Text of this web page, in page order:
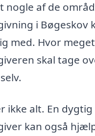
nogle af de
i Bøgeskov
med. Hvor meget
skal tage
ikke alt. En dygtig
kan også